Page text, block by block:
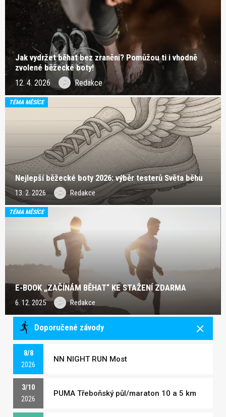
Jak vydržet běhat bez zranění? Pomůžou ti i vhodně
zvolené běžecké boty!
12. 4. 2026 Redakce
TÉMA MĚSÍCE
Nejlepší běžecké boty 2026: výběr testerů Světa běhu
13. 2. 2026 Redakce
TÉMA MĚSÍCE
E-BOOK „ZAČÍNÁM BĚHAT“ KE STAŽENÍ ZDARMA
6. 12. 2025 Redakce
Doporučené závody
8/8
2026
NN NIGHT RUN Most
3/10
2026
PUMA Třeboňský půl/maraton 10 a 5 km